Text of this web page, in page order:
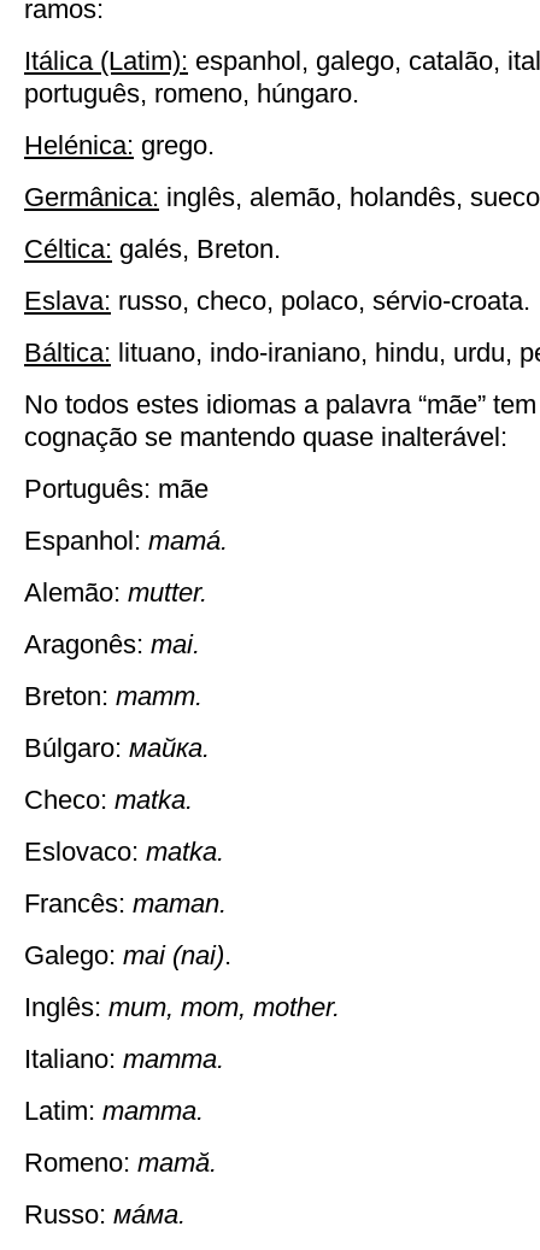
ramos:
Itálica (Latim): espanhol, galego, catalão,
português, romeno, húngaro.
Helénica: grego.
Germânica: inglês, alemão, holandês,
Céltica: galés, Breton.
Eslava: russo, checo, polaco, sérvio-croata.
Báltica: lituano, indo-iraniano, hindu, urdu,
No todos estes idiomas a palavra “mãe”
cognação se mantendo quase inalterável:
Português: mãe
Espanhol: mamá.
Alemão: mutter.
Aragonês: mai.
Breton: mamm.
Búlgaro: майка.
Checo: matka.
Eslovaco: matka.
Francês: maman.
Galego: mai (nai).
Inglês: mum, mom, mother.
Italiano: mamma.
Latim: mamma.
Romeno: mamă.
Russo: мáма.